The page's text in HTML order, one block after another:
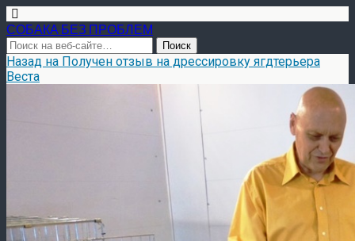
СОБАКА БЕЗ ПРОБЛЕМ
Назад на Получен отзыв на дрессировку ягдтерьера
Веста